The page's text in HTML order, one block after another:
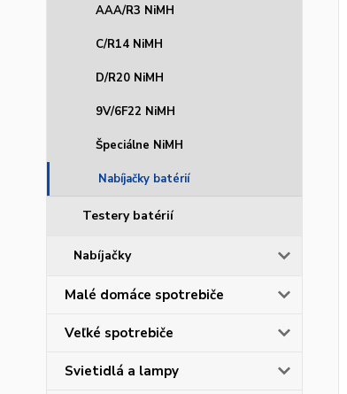
AAA/R3 NiMH
C/R14 NiMH
D/R20 NiMH
9V/6F22 NiMH
Špeciálne NiMH
Nabíjačky batérií
Testery batérií
Nabíjačky
Malé domáce spotrebiče
Veľké spotrebiče
Svietidlá a lampy